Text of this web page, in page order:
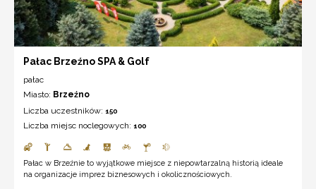
Pałac Brzeźno SPA & Golf
pałac
Miasto: Brzeźno
Liczba uczestników: 150
Liczba miejsc noclegowych: 100
Pałac w Brzeźnie to wyjątkowe miejsce z niepowtarzalną historią ideale
na organizacje imprez biznesowych i okolicznościowych.